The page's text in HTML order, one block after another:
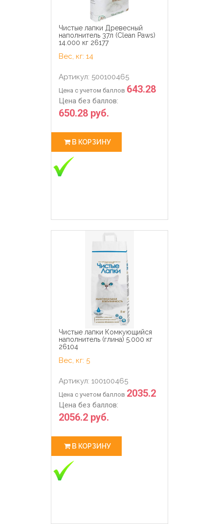
Чистые лапки Древесный
наполнитель 37л (Clean Paws)
14.000 кг 26177
Вес, кг: 14
Артикул: 500100465
Цена с учетом баллов 643.28
Цена без баллов:
650.28 руб.
В КОРЗИНУ
Чистые лапки Комкующийся
наполнитель (глина) 5.000 кг
26104
Вес, кг: 5
Артикул: 100100465
Цена с учетом баллов 2035.2
Цена без баллов:
2056.2 руб.
В КОРЗИНУ